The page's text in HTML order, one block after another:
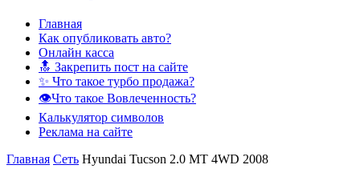
Главная
Как опубликовать авто?
Онлайн касса
🔝 Закрепить пост на сайте
✨ Что такое турбо продажа?
👁️Что такое Вовлеченность?
Калькулятор символов
Реклама на сайте
Главная Сеть Hyundai Tucson 2.0 MT 4WD 2008